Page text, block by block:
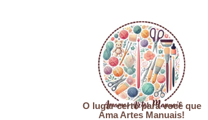
O lugar certo para você que
Ama Artes Manuais!